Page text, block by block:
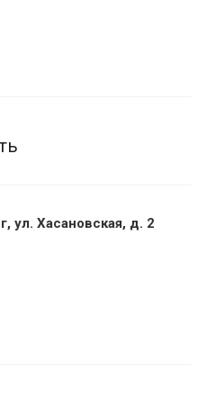
ул. Хасановская, д. 2